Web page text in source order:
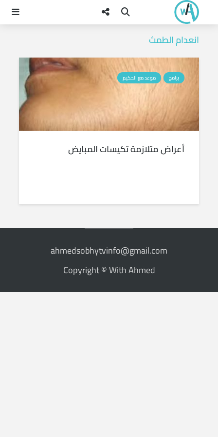
انعدام الطمث
برامج موعد مع الحكيم
أعراض متلازمة تكيسات المبايض
ahmedsobhytvinfo@gmail.com
Copyright © With Ahmed